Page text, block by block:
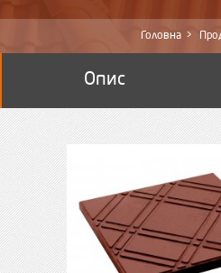
Головна
Опис